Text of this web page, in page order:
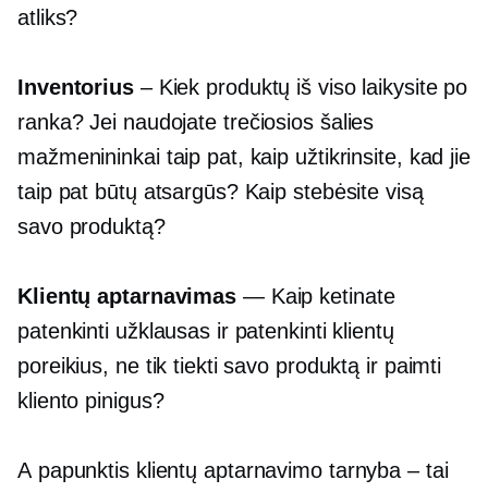
atliks?
Inventorius– Kiek produktų iš viso laikysite po
ranka? Jei naudojate trečiosios šalies
mažmenininkai taip pat, kaip užtikrinsite, kad jie
taip pat būtų atsargūs? Kaip stebėsite visą
savo produktą?
Klientų aptarnavimas — Kaip ketinate
patenkinti užklausas ir patenkinti klientų
poreikius, ne tik tiekti savo produktą ir paimti
kliento pinigus?
A papunktisklientų aptarnavimo tarnyba – tai